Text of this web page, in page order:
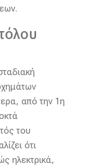
από την 1η
του
ότι
ηλεκτρικά,